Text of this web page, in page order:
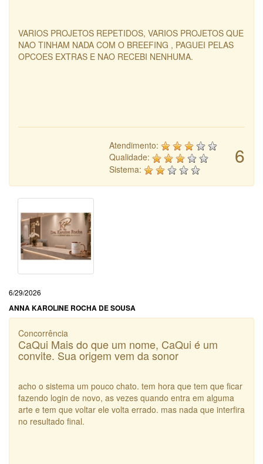
VARIOS PROJETOS REPETIDOS, VARIOS PROJETOS QUE
NAO TINHAM NADA COM O BREEFING , PAGUEI PELAS
OPCOES EXTRAS E NAO RECEBI NENHUMA.
6
Atendimento:
Qualidade:
Sistema:
6/29/2026
ANNA KAROLINE ROCHA DE SOUSA
Concorrência
CaQui Mais do que um nome, CaQui é um
convite. Sua origem vem da sonor
acho o sistema um pouco chato. tem hora que tem que ficar
fazendo login de novo, as vezes quando entra em alguma
arte e tem que voltar ele volta errado. mas nada que interfira
no resultado final.